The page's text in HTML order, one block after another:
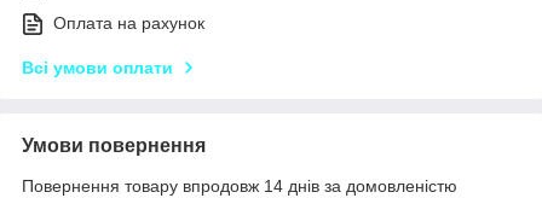
Оплата на рахунок
Всі умови оплати
Умови повернення
Повернення товару впродовж 14 днів за домовленістю